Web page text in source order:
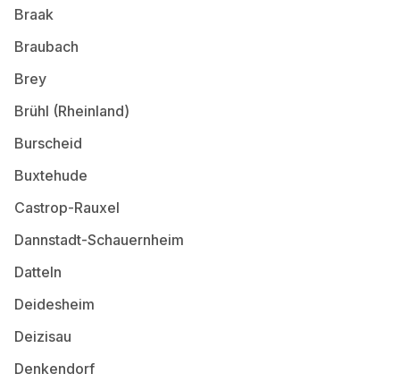
Braak
Braubach
Brey
Brühl (Rheinland)
Burscheid
Buxtehude
Castrop-Rauxel
Dannstadt-Schauernheim
Datteln
Deidesheim
Deizisau
Denkendorf